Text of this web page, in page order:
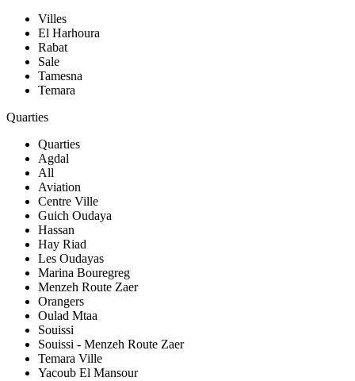
Villes
El Harhoura
Rabat
Sale
Tamesna
Temara
Quarties
Quarties
Agdal
All
Aviation
Centre Ville
Guich Oudaya
Hassan
Hay Riad
Les Oudayas
Marina Bouregreg
Menzeh Route Zaer
Orangers
Oulad Mtaa
Souissi
Souissi - Menzeh Route Zaer
Temara Ville
Yacoub El Mansour